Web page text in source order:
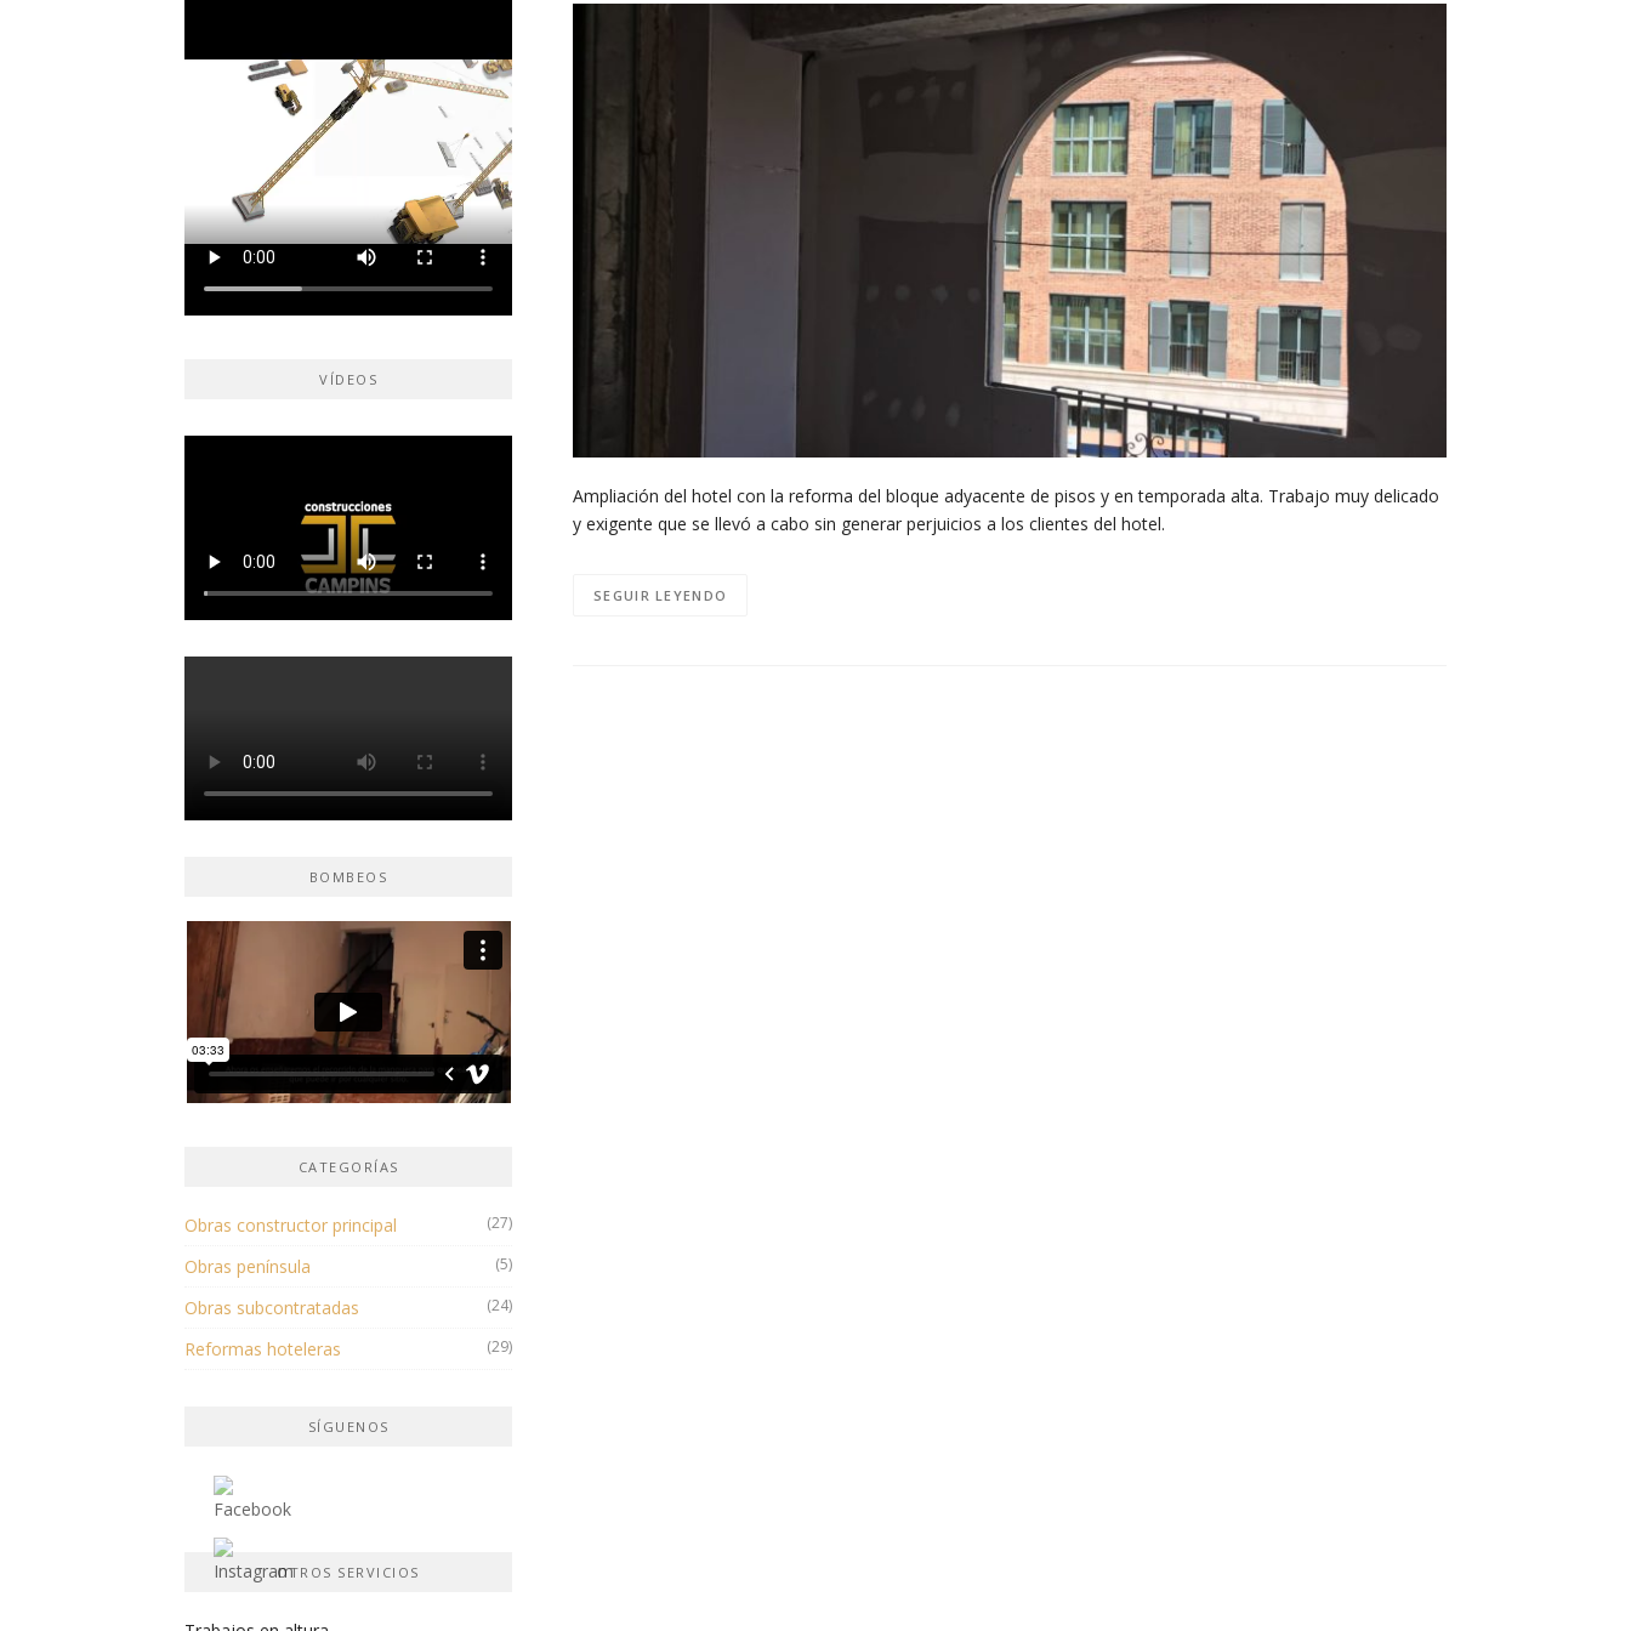
Ampliación del hotel con la reforma del bloque adyacente de pisos y en temporada alta. Trabajo muy delicado
y exigente que se llevó a cabo sin generar perjuicios a los clientes del hotel.
SEGUIR LEYENDO
VÍDEOS
BOMBEOS
CATEGORÍAS
Obras constructor principal (27)
Obras península (5)
Obras subcontratadas (24)
Reformas hoteleras (29)
SÍGUENOS
OTROS SERVICIOS